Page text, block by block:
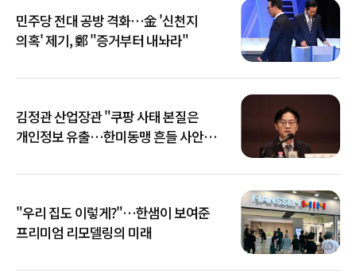
민주당 전대 공방 격화…金 '신천지
의혹' 제기, 鄭 "증거부터 내놔라"
김정관 산업장관 "쿠팡 사태 본질은
개인정보 유출…한미동맹 흔들 사안
"우리 집도 이렇게?"…한샘이 보여준
프리미엄 리모델링의 미래